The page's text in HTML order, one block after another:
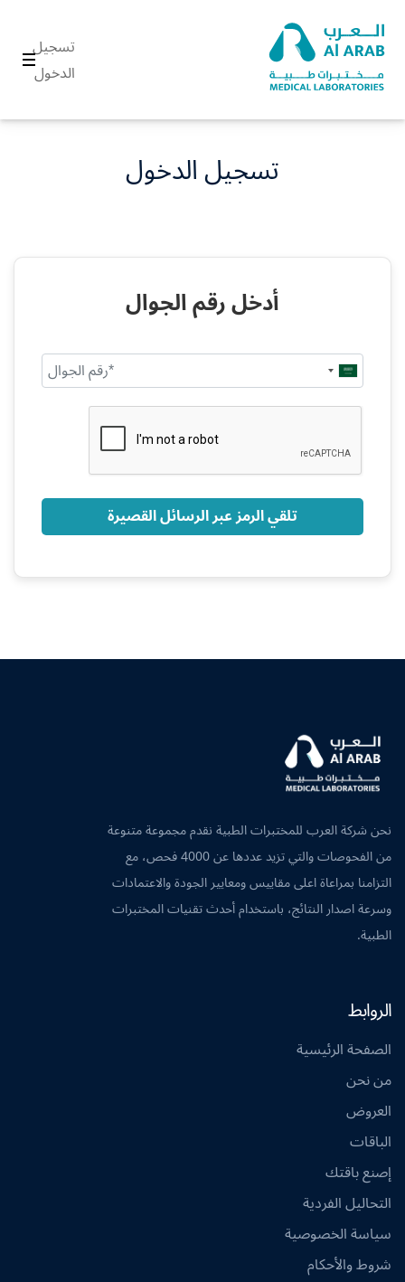
تسجيل
الدخول
تسجيل الدخول
أدخل رقم الجوال
Saudi
Arabia
تلقي الرمز عبر الرسائل القصيرة
نحن شركة العرب للمختبرات الطبية نقدم مجموعة متنوعة
من الفحوصات والتي تزيد عددها عن 4000 فحص، مع
التزامنا بمراعاة اعلى مقاييس ومعايير الجودة والاعتمادات
وسرعة اصدار النتائج، باستخدام أحدث تقنيات المختبرات
الطبية.
الروابط
الصفحة الرئيسية
من نحن
العروض
الباقات
إصنع باقتك
التحاليل الفردية
سياسة الخصوصية
شروط والأحكام